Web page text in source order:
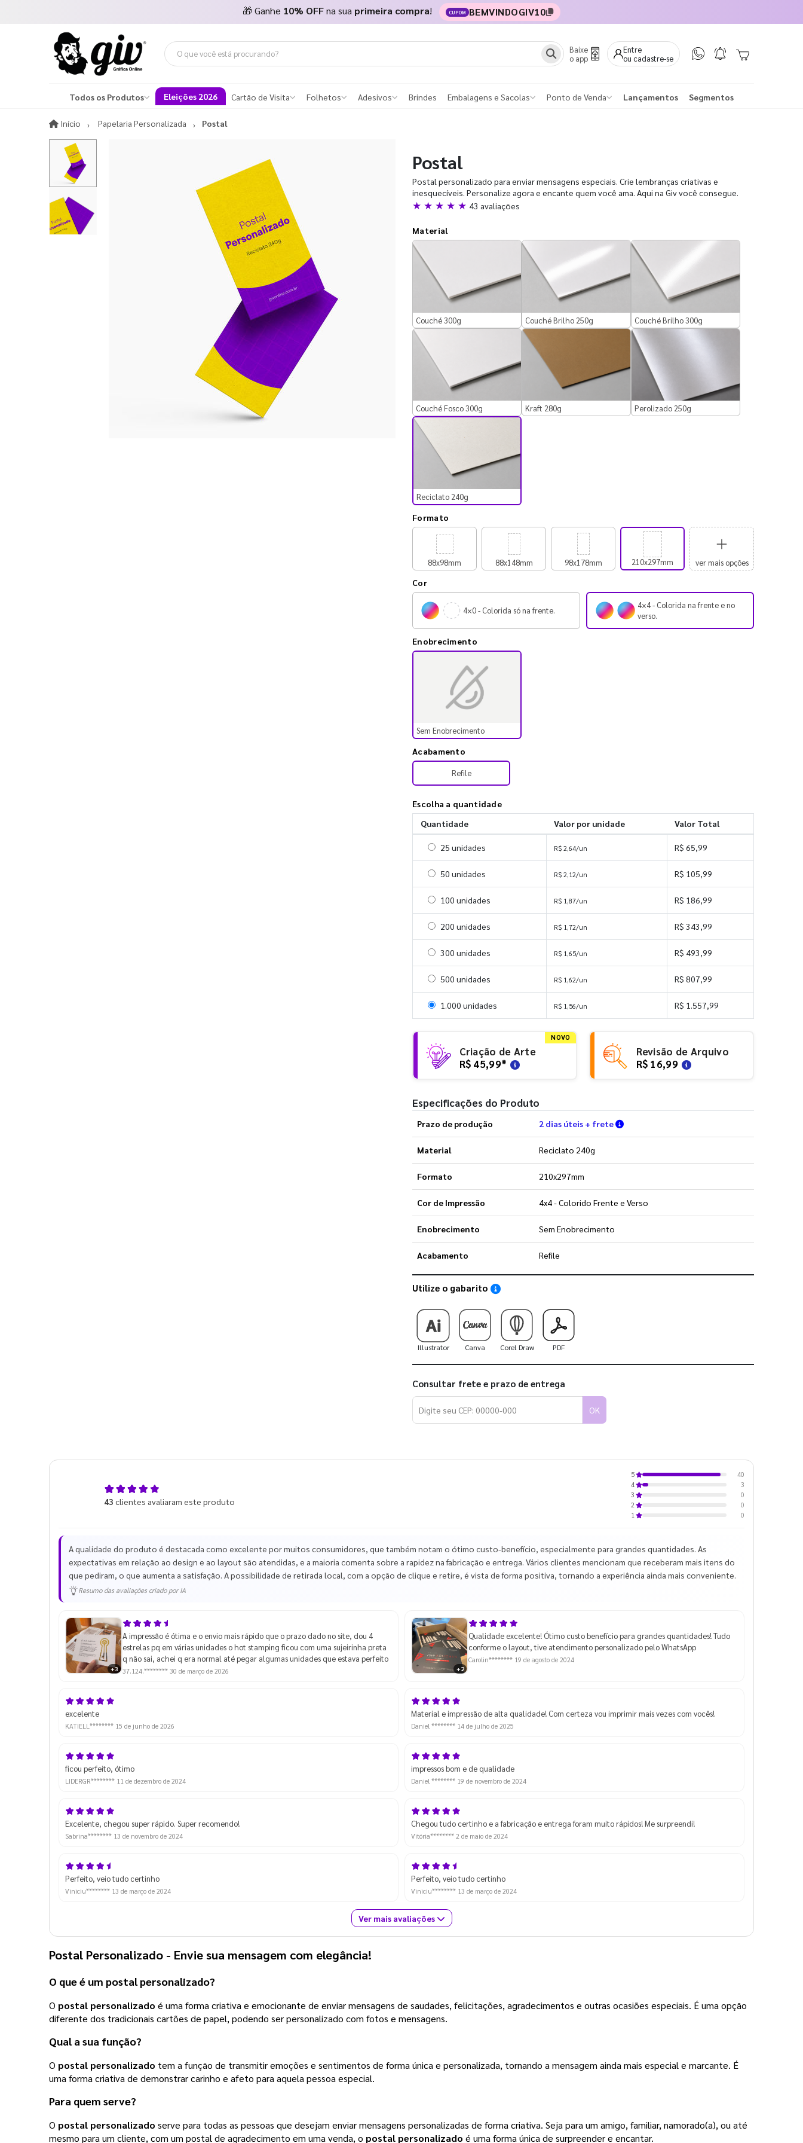
🎁 Ganhe 10% OFFna sua primeira compra! CUPOM BEMVINDOGIV10
Baixe
o app
Entre
ou cadastre-se
Todos os Produtos Eleições 2026 Cartão de Visita Folhetos Adesivos Brindes Embalagens e Sacolas Ponto de Venda Lançamentos Segmentos
Início InícioPapelaria Personalizada Postal
Postal
Postal personalizado para enviar mensagens especiais. Crie lembranças criativas e
inesquecíveis. Personalize agora e encante quem você ama. Aqui na Giv você consegue.
★ ★ ★ ★ ★ 43 avaliações
Material
Couché 300g Couché Brilho 250g Couché Brilho 300g
Couché Fosco 300g Kraft 280g Perolizado 250g
Reciclato 240g
Formato
88x98mm 88x148mm 98x178mm 210x297mm ver mais opções
Cor
4×0 - Colorida só na frente.
4×4 - Colorida na frente e no
verso.
Enobrecimento
Sem Enobrecimento
Acabamento
Refile
Escolha a quantidade
Quantidade
Valor por unidade Valor Total
Selecionar 25 unidades
25 unidades R$ 2,64/un R$ 65,99
Selecionar 50 unidades
50 unidades R$ 2,12/un R$ 105,99
Selecionar 100 unidades
100 unidades R$ 1,87/un R$ 186,99
Selecionar 200 unidades
200 unidades R$ 1,72/un R$ 343,99
Selecionar 300 unidades
300 unidades R$ 1,65/un R$ 493,99
Selecionar 500 unidades
500 unidades R$ 1,62/un R$ 807,99
Selecionar 1000 unidades
1.000 unidades R$ 1,56/un R$ 1.557,99
NOVO
Criação de Arte
R$ 45,99*
Revisão de Arquivo
R$ 16,99
Especificações do Produto
Prazo de produção 2 dias úteis + frete Verifique as condições de entrega
Material Reciclato 240g
Formato 210x297mm
Cor de Impressão 4x4 - Colorido Frente e Verso
Enobrecimento Sem Enobrecimento
Acabamento Refile
Utilize o gabarito Saiba como utilizar os nossos gabaritos
Illustrator Canva Corel Draw PDF
Consultar frete e prazo de entrega
OK
43 clientes avaliaram este produto
5
40
4
3
3
0
2
0
1
0
A qualidade do produto é destacada como excelente por muitos consumidores, que também notam o ótimo custo-benefício, especialmente para grandes quantidades. As
expectativas em relação ao design e ao layout são atendidas, e a maioria comenta sobre a rapidez na fabricação e entrega. Vários clientes mencionam que receberam mais itens do
que pediram, o que aumenta a satisfação. A possibilidade de retirada local, com a opção de clique e retire, é vista de forma positiva, tornando a experiência ainda mais conveniente.
Resumo das avaliações criado por IA
+3
A impressão é ótima e o envio mais rápido que o prazo dado no site, dou 4
estrelas pq em várias unidades o hot stamping ficou com uma sujeirinha preta
q não sai, achei q era normal até pegar algumas unidades que estava perfeito
37.124.******** 30 de março de 2026 +2
Qualidade excelente! Ótimo custo benefício para grandes quantidades! Tudo
conforme o layout, tive atendimento personalizado pelo WhatsApp
Carolin******** 19 de agosto de 2024
excelente
KATIELL******** 15 de junho de 2026
Material e impressão de alta qualidade! Com certeza vou imprimir mais vezes com vocês!
Daniel ******** 14 de julho de 2025
ficou perfeito, ótimo
LIDERGR******** 11 de dezembro de 2024
impressos bom e de qualidade
Daniel ******** 19 de novembro de 2024
Excelente, chegou super rápido. Super recomendo!
Sabrina******** 13 de novembro de 2024
Chegou tudo certinho e a fabricação e entrega foram muito rápidos! Me surpreendi!
Vitória******** 2 de maio de 2024
Perfeito, veio tudo certinho
Viniciu******** 13 de março de 2024
Perfeito, veio tudo certinho
Viniciu******** 13 de março de 2024
Ver mais avaliações
Postal Personalizado - Envie sua mensagem com elegância!
O que é um postal personalizado?
O postal personalizado é uma forma criativa e emocionante de enviar mensagens de saudades, felicitações, agradecimentos e outras ocasiões especiais. É uma opção
diferente dos tradicionais cartões de papel, podendo ser personalizado com fotos e mensagens.
Qual a sua função?
O postal personalizado tem a função de transmitir emoções e sentimentos de forma única e personalizada, tornando a mensagem ainda mais especial e marcante. É
uma forma criativa de demonstrar carinho e afeto para aquela pessoa especial.
Para quem serve?
O postal personalizado serve para todas as pessoas que desejam enviar mensagens personalizadas de forma criativa. Seja para um amigo, familiar, namorado(a), ou até
mesmo para um cliente, com um postal de agradecimento em uma venda, o postal personalizado é uma forma única de surpreender e encantar.